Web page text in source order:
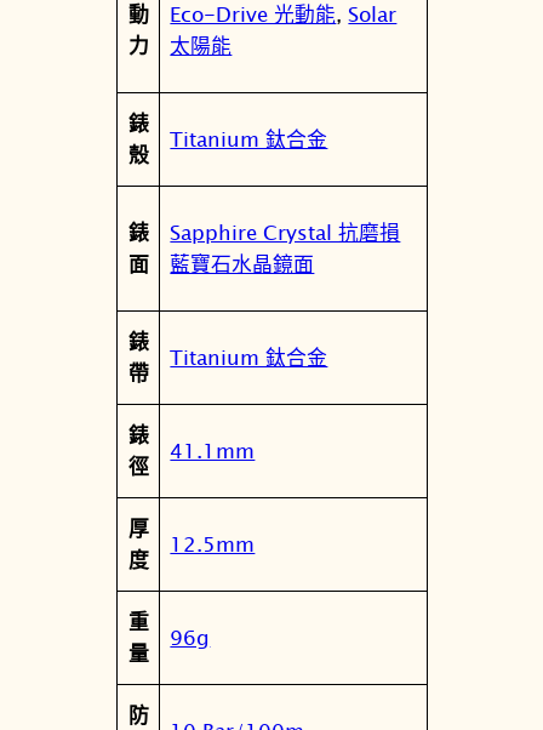
量
動
力
Eco-Drive 光動能,Solar
太陽能
錶
殼
Titanium 鈦合金
錶
面
Sapphire Crystal 抗磨損
藍寶石水晶鏡面
錶
帶
Titanium 鈦合金
錶
徑
41.1mm
厚
度
12.5mm
重
量
96g
防